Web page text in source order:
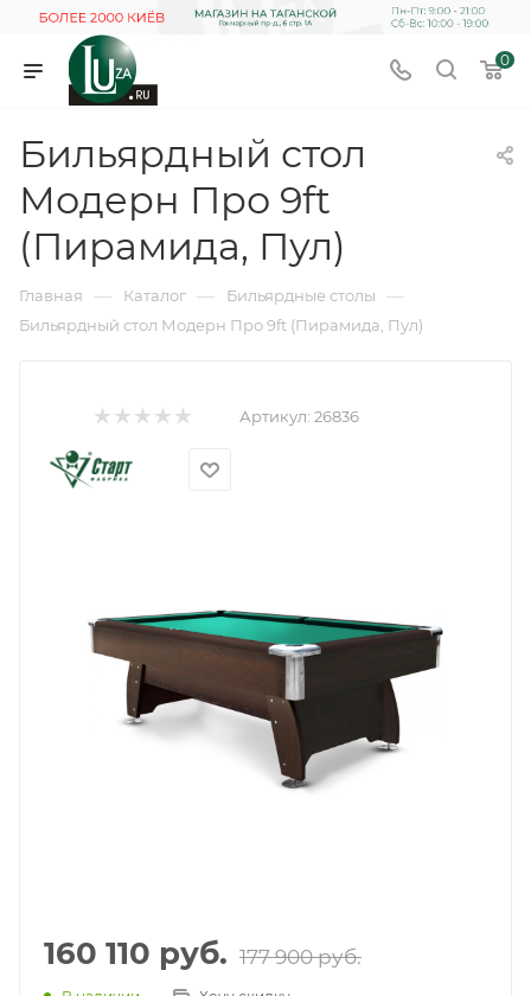
0
Бильярдный стол
Модерн Про 9ft
(Пирамида, Пул)
Главная — Каталог — Бильярдные столы —
Бильярдный стол Модерн Про 9ft (Пирамида, Пул)
Артикул: 26836
160 110 руб. 177 900руб.